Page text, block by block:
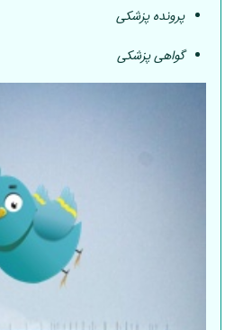
پرونده پزشکی
گواهی پزشکی